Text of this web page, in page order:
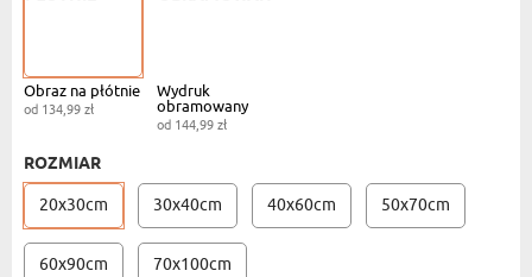
Obraz na płótnie
od 134,99 zł
Wydruk
obramowany
od 144,99 zł
ROZMIAR
20x30cm 30x40cm 40x60cm 50x70cm
60x90cm 70x100cm